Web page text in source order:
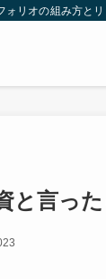
ォリオの組み方と
と言っ